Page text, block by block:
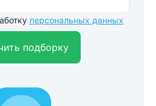
персональных данных
подборку